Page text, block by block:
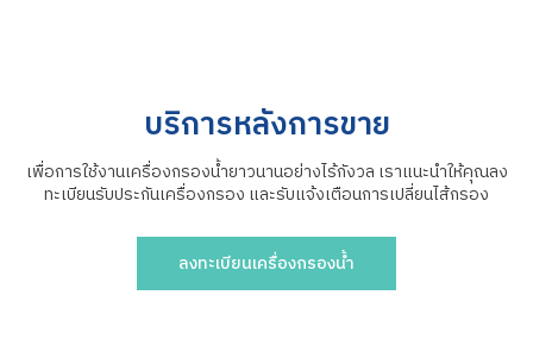
บริการหลังการขาย
เพื่อการใช้งานเครื่องกรองน้ำยาวนานอย่างไร้กังวล เราแนะนำให้คุณลง
ทะเบียนรับประกันเครื่องกรอง และรับแจ้งเตือนการเปลี่ยนไส้กรอง
ลงทะเบียนเครื่องกรองน้ำ